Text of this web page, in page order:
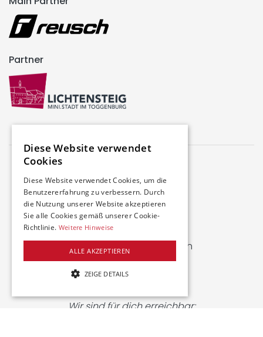
Partner
Farbhofstrasse 21
8048 Zürich
welcome@swiss-iuc.ch
www.swiss-iuc.ch
Wir sind für dich erreichbar:
Diese Website verwendet
Cookies
Diese Website verwendet Cookies, um die
Benutzererfahrung zu verbessern. Durch
die Nutzung unserer Website akzeptieren
Sie alle Cookies gemäß unserer Cookie-
Richtlinie. Weitere Hinweise
ALLE AKZEPTIEREN
ZEIGE DETAILS
UNBEDINGT NOTWENDIGE